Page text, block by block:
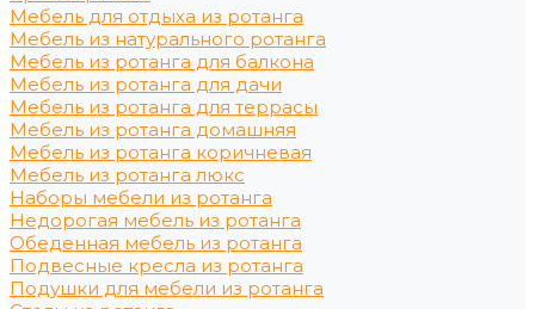
Мебель для отдыха из ротанга
Мебель из натурального ротанга
Мебель из ротанга для балкона
Мебель из ротанга для дачи
Мебель из ротанга для террасы
Мебель из ротанга домашняя
Мебель из ротанга коричневая
Мебель из ротанга люкс
Наборы мебели из ротанга
Недорогая мебель из ротанга
Обеденная мебель из ротанга
Подвесные кресла из ротанга
Подушки для мебели из ротанга